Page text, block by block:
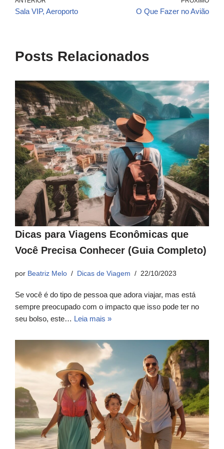
Sala VIP, Aeroporto O Que Fazer no Avião
Posts Relacionados
Dicas para Viagens Econômicas que
Você Precisa Conhecer (Guia Completo)
por Beatriz Melo Dicas de Viagem 22/10/2023
Se você é do tipo de pessoa que adora viajar, mas está
sempre preocupado com o impacto que isso pode ter no
seu bolso, este… Leia mais »